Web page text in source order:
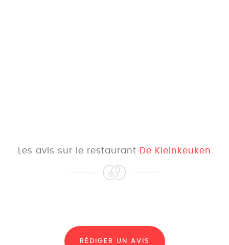
Les avis sur le restaurant De Kleinkeuken
RÉDIGER UN AVIS